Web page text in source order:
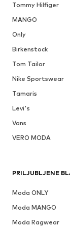
Tommy Hilfiger
MANGO
Only
Birkenstock
Tom Tailor
Nike Sportswear
Tamaris
Levi's
Vans
VERO MODA
PRILJUBLJENE
Moda ONLY
Moda MANGO
Moda Ragwear